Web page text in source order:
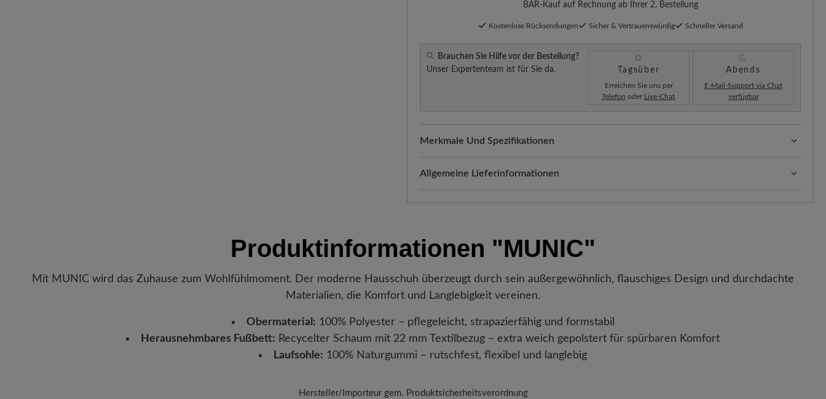
BÄR-Kauf auf Rechnung ab Ihrer 2. Bestellung
Kostenlose Rücksendungen Sicher & Vertrauenswürdig Schneller Versand
Brauchen Sie Hilfe vor der Bestellung?
Unser Expertenteam ist für Sie da.
Tagsüber
Erreichen Sie uns per
Telefon oder Live-Chat.
Abends
E-Mail-Support via Chat
verfügbar
Merkmale Und Spezifikationen
Freeyourfeet!Die perfekte Passform mit 100% Zehenfreiheit. Natürlich geformte
Schuhe, handgefertigt hergestellt.
Allgemeine Lieferinformationen
verlassen hat, erhalten Sie eine Versandbestätigung. Mit der beigefügten
Sendungsnummer können Sie genau nachverfolgen, wo sich Ihr neues BÄR
Produktinformationen "MUNIC"
Mit MUNIC wird das Zuhause zum Wohlfühlmoment. Der moderne Hausschuh überzeugt durch sein außergewöhnlich, flauschiges Design und durchdachte
Materialien, die Komfort und Langlebigkeit vereinen.
Obermaterial: 100% Polyester – pflegeleicht, strapazierfähig und formstabil
Herausnehmbares Fußbett: Recycelter Schaum mit 22 mm Textilbezug – extra weich gepolstert für spürbaren Komfort
Laufsohle: 100% Naturgummi – rutschfest, flexibel und langlebig
Hersteller/Importeur gem. Produktsicherheitsverordnung